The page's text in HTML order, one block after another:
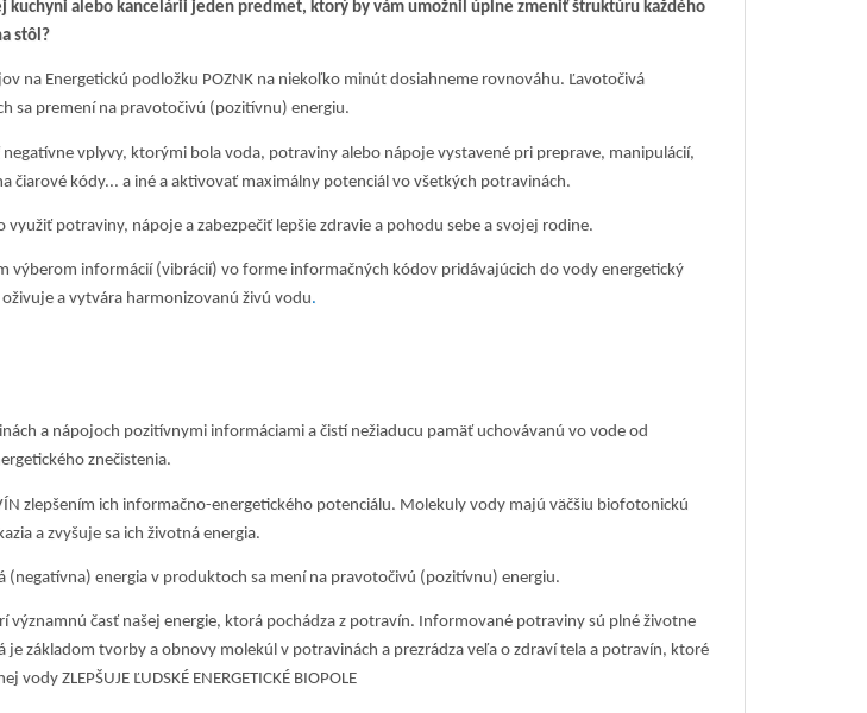
kuchyni alebo kancelárii jeden predmet, ktorý by vám umožnil úplne zmeniť štruktúru každého
stôl?
na Energetickú podložku POZNK na niekoľko minút dosiahneme rovnováhu. Ľavotočivá
sa premení na pravotočivú (pozitívnu) energiu.
vplyvy, ktorými bola voda, potraviny alebo nápoje vystavené pri preprave, manipulácií,
čiarové kódy... a iné a aktivovať maximálny potenciál vo všetkých potravinách.
využiť potraviny, nápoje a zabezpečiť lepšie zdravie a pohodu sebe a svojej rodine.
výberom informácií (vibrácií) vo forme informačných kódov pridávajúcich do vody energetický
a vytvára harmonizovanú živú vodu.
a nápojoch pozitívnymi informáciami a čistí nežiaducu pamäť uchovávanú vo vode od
znečistenia.
zlepšením ich informačno-energetického potenciálu. Molekuly vody majú väčšiu biofotonickú
a zvyšuje sa ich životná energia.
(negatívna) energia v produktoch sa mení na pravotočivú (pozitívnu) energiu.
významnú časť našej energie, ktorá pochádza z potravín. Informované potraviny sú plné životne
je základom tvorby a obnovy molekúl v potravinách a prezrádza veľa o zdraví tela a potravín, ktoré
ZLEPŠUJE ĽUDSKÉ ENERGETICKÉ BIOPOLE